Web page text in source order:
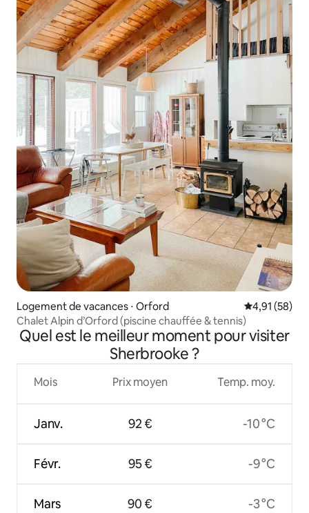
Logement de vacances ⋅ Orford Évaluation
4,91 (58)
Chalet Alpin d’Orford (piscine chauffée & tennis)
Quel est le meilleur moment pour visiter
Sherbrooke ?
Mois
Janv.
Févr.
Mars
Prix moyen
92 €
95 €
90 €
Temp. moy.
-10 °C
-9 °C
-3 °C